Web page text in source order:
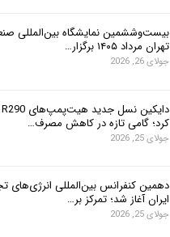
بیست‌وششمین نمایشگاه بین‌المللی
تهران مرداد ۱۴۰۵ برگزار…
جولای 26, 2026
کرد؛ گامی تازه در کاهش مصرف…
جولای 25, 2026
دهمین کنفرانس بین‌المللی انرژی‌های
ایران آغاز شد؛ تمرکز بر…
جولای 25, 2026